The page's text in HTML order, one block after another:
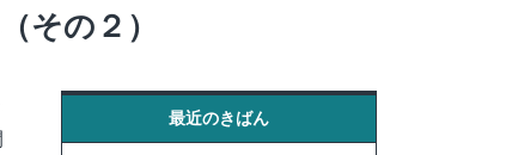
その２）
最近のきばん